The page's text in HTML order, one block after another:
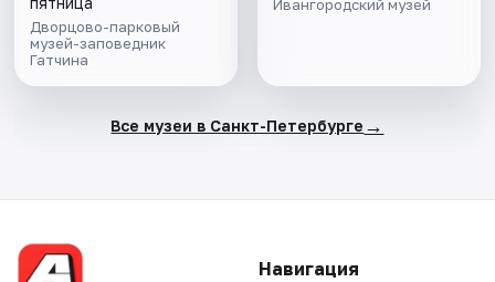
Дворцово-парковый
музей-заповедник
Гатчина
Ивангородский музей
Все музеи в Санкт-Петербурге →
Навигация